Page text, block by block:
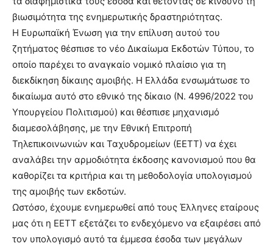
βιωσιμότητα της ενημερωτικής δραστηριότητας.
Η Ευρωπαϊκή Ένωση για την επίλυση αυτού του
ζητήματος θέσπισε το νέο Δικαίωμα Εκδοτών Τύπου, το
οποίο παρέχει το αναγκαίο νομικό πλαίσιο για τη
διεκδίκηση δίκαιης αμοιβής. Η Ελλάδα ενσωμάτωσε το
δικαίωμα αυτό στο εθνικό της δίκαιο (Ν. 4996/2022 του
Υπουργείου Πολιτισμού) και θέσπισε μηχανισμό
διαμεσολάβησης, με την Εθνική Επιτροπή
Τηλεπικοινωνιών και Ταχυδρομείων (ΕΕΤΤ) να έχει
αναλάβει την αρμοδιότητα έκδοσης κανονισμού που θα
καθορίζει τα κριτήρια και τη μεθοδολογία υπολογισμού
της αμοιβής των εκδοτών.
Ωστόσο, έχουμε ενημερωθεί από τους Έλληνες εταίρους
μας ότι η ΕΕΤΤ εξετάζει το ενδεχόμενο να εξαιρέσει από
τον υπολογισμό αυτό τα έμμεσα έσοδα των μεγάλων